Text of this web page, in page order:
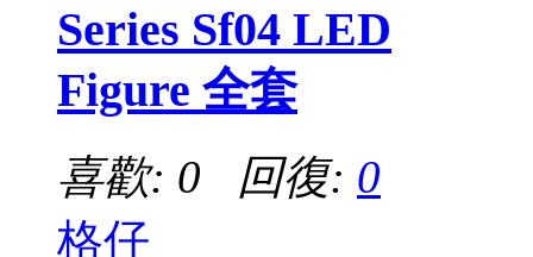
Series Sf04 LED
Figure 全套
喜歡: 0 回復: 0
格仔